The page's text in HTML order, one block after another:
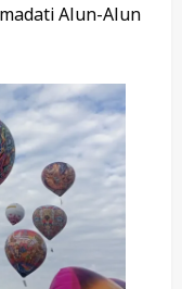
Alun-Alun